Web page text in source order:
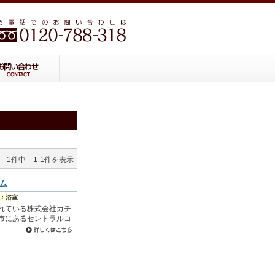
1件中 1-1件を表示
浴室
ている株式会社カチ
にあるセントラルコ